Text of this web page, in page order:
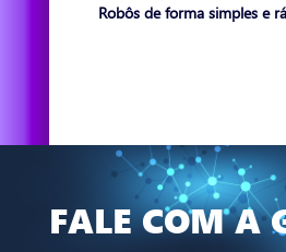
Robôs de forma simples e
FALE COM A